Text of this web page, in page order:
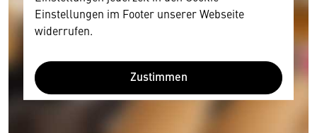
Einstellungen im Footer unserer Webseite
widerrufen.
Zustimmen